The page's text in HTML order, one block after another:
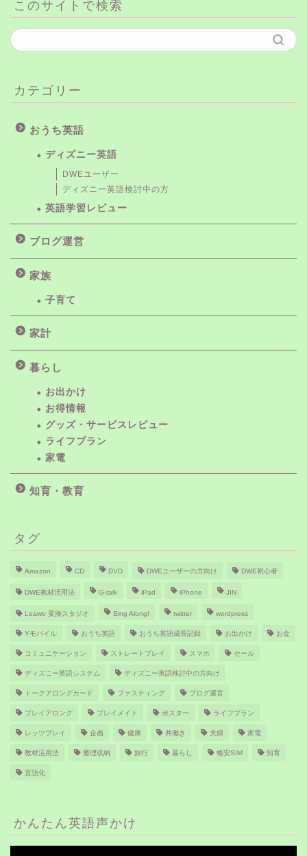
このサイトで検索
カテゴリー
おうち英語
ディズニー英語
DWEユーザー
ディズニー英語検討中の方
英語学習レビュー
ブログ運営
家族
子育て
家計
暮らし
お出かけ
お得情報
グッズ・サービスレビュー
ライフプラン
家電
知育・教育
タグ
Amazon CD DVD DWEユーザーの方向け DWE初心者
DWE教材活用法 G-talk iPad iPhone JIN
Leawo 変換スタジオ Sing Along! twitter wordpress
Yモバイル おうち英語 おうち英語成長記録 お出かけ お金
コミュニケーション ストレートプレイ スマホ セール
ディズニー英語システム ディズニー英語検討中の方向け
トークアロングカード ファスティング ブログ運営
プレイアロング プレイメイト ポスター ライフプラン
レッツプレイ 企画 健康 共働き 夫婦 家電
教材活用法 整理収納 旅行 暮らし 格安SIM 知育
言語化
かんたん英語声かけ